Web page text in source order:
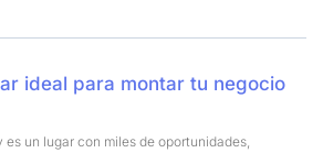
ideal para montar tu negocio
un lugar con miles de oportunidades,